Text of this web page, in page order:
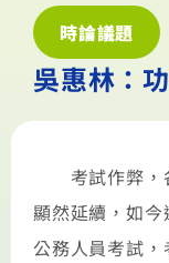
時論議題
吳惠林：
考試作弊，
顯然延續，如
公務人員考試